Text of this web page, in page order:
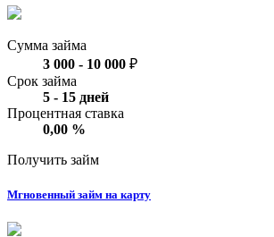
Сумма займа
3 000 - 10 000 ₽
Срок займа
5 - 15 дней
Процентная ставка
0,00 %
Получить займ
Мгновенный займ на карту